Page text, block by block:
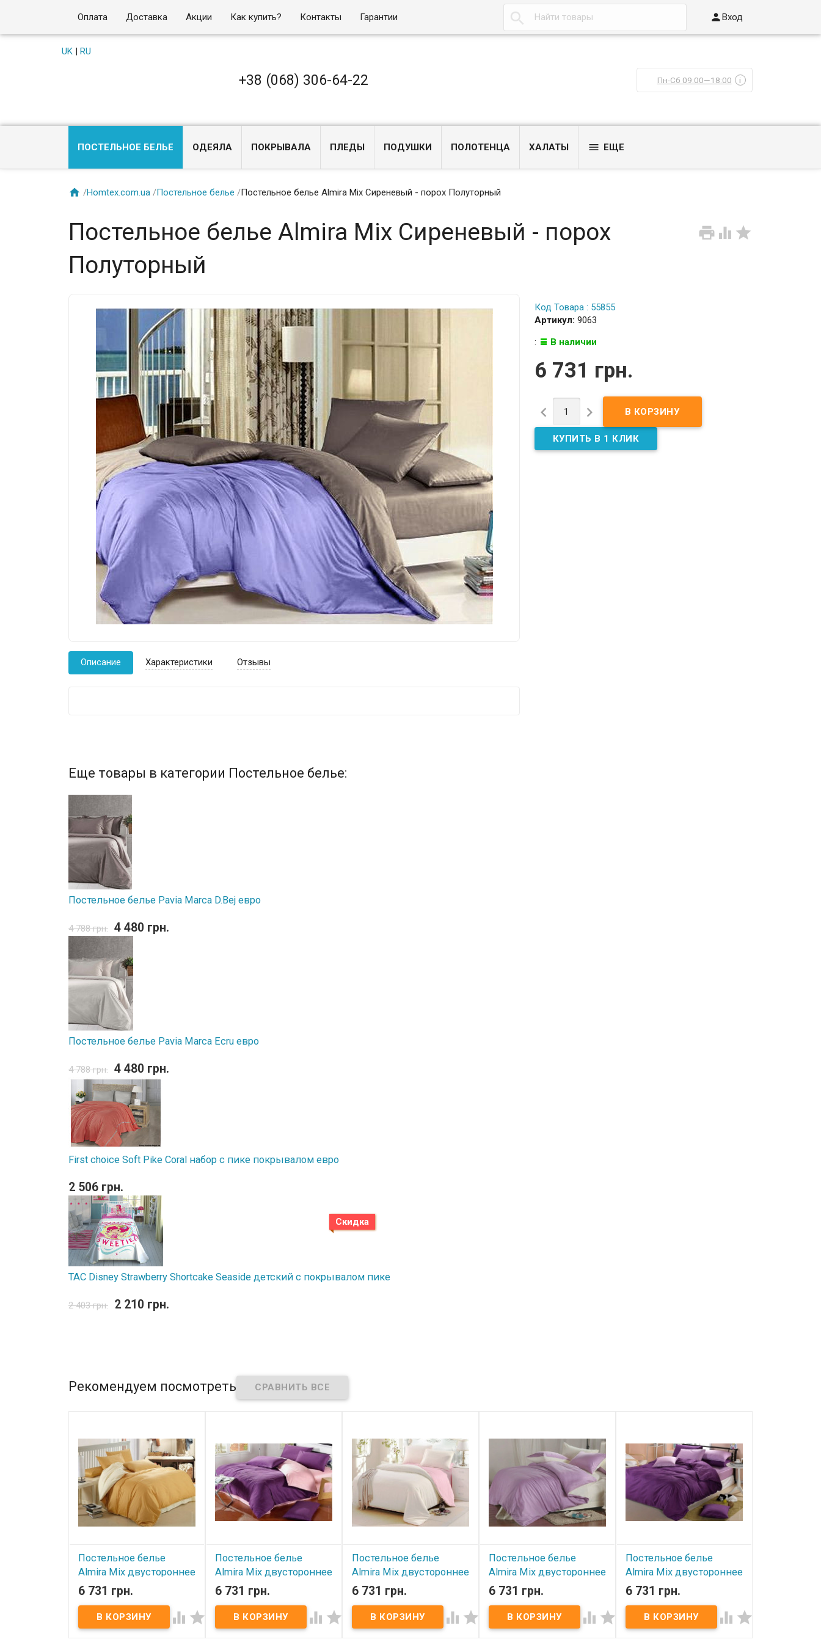
Оплата Доставка Акции Как купить? Контакты Гарантии  Вход
UK| RU
+38 (068) 306-64-22 Пн-Сб 09:00—18:00 i
ПОСТЕЛЬНОЕ БЕЛЬЕ ОДЕЯЛА ПОКРЫВАЛА ПЛЕДЫ ПОДУШКИ ПОЛОТЕНЦА ХАЛАТЫ  ЕЩЕ
 /Homtex.com.ua /Постельное белье /Постельное белье Almira Mix Сиреневый - порох Полуторный
  
Постельное белье Almira Mix Сиреневый - порох
Полуторный
Код Товара : 55855
Артикул: 9063
:
В наличии
6 731 грн.
 
Описание Характеристики Отзывы
Еще товары в категории Постельное белье:
Постельное белье Pavia Marca D.Bej евро
4 788 грн. 4 480 грн.
Постельное белье Pavia Marca Ecru евро
4 788 грн. 4 480 грн.
First choice Soft Pike Coral набор с пике покрывалом евро
2 506 грн.
Скидка
TAC Disney Strawberry Shortcake Seaside детский с покрывалом пике
2 403 грн. 2 210 грн.
Рекомендуем посмотреть
Постельное белье
Almira Mix двустороннее
Золото-Шампань
полуторный
В наличии
6 731 грн.
 
Постельное белье
Almira Mix двустороннее
Розовое-Фиалка
полуторный
В наличии
6 731 грн.
 
Постельное белье
Almira Mix двустороннее
Розовое-Шампань
полуторный
В наличии
6 731 грн.
 
Постельное белье
Almira Mix двустороннее
Сирень-Шампань
полуторный
В наличии
6 731 грн.
 
Постельное белье
Almira Mix двустороннее
Фиалка-Сирень
полуторный
В наличии
6 731 грн.
 